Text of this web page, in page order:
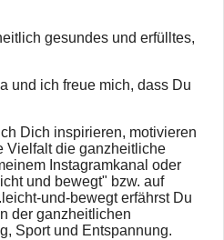
gesundes und erfülltes,
und ich freue mich, dass Du
Dich inspirieren, motivieren
Vielfalt die ganzheitliche
Instagramkanal oder
und bewegt" bzw. auf
und-bewegt erfährst Du
der ganzheitlichen
Sport und Entspannung.